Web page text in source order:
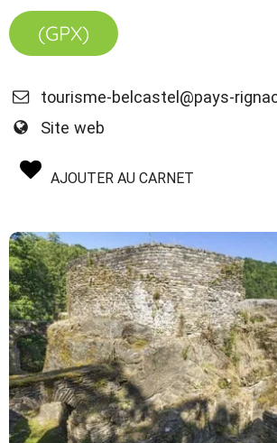
(GPX)
tourisme-belcastel@pays-
Site web
AJOUTER AU CARNET